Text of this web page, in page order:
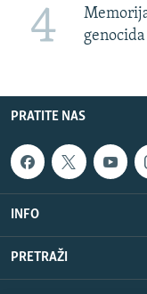
4
PRATITE NAS
INFO
PRETRAŽI